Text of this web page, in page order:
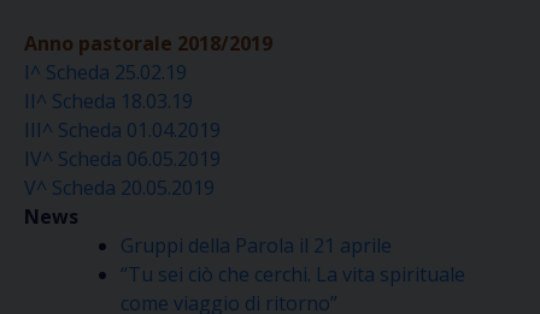
Anno pastorale 2018/2019
I^ Scheda 25.02.19
II^ Scheda 18.03.19
III^ Scheda 01.04.2019
IV^ Scheda 06.05.2019
V^ Scheda 20.05.2019
News
Gruppi della Parola il 21 aprile
“Tu sei ciò che cerchi. La vita spirituale
come viaggio di ritorno”